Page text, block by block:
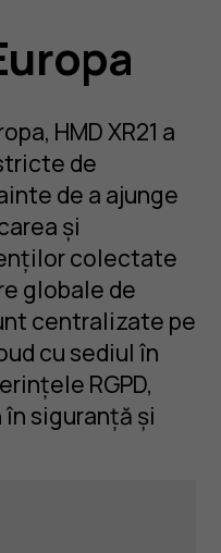
HMD XR21 a
de
de a ajunge
și
colectate
globale de
centralizate pe
cu sediul în
RGPD,
siguranță și